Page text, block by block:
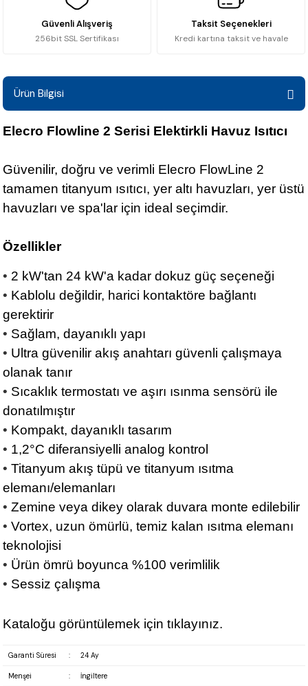
Güvenli Alışveriş
256bit SSL Sertifikası
Taksit Seçenekleri
Kredi kartına taksit ve havale
Ürün Bilgisi
Elecro Flowline 2 Serisi Elektirkli Havuz Isıtıcı
Güvenilir, doğru ve verimli Elecro FlowLine 2
tamamen titanyum ısıtıcı, yer altı havuzları, yer üstü
havuzları ve spa'lar için ideal seçimdir.
Özellikler
• 2 kW'tan 24 kW'a kadar dokuz güç seçeneği
• Kablolu değildir, harici kontaktöre bağlantı
gerektirir
• Sağlam, dayanıklı yapı
• Ultra güvenilir akış anahtarı güvenli çalışmaya
olanak tanır
• Sıcaklık termostatı ve aşırı ısınma sensörü ile
donatılmıştır
• Kompakt, dayanıklı tasarım
• 1,2°C diferansiyelli analog kontrol
• Titanyum akış tüpü ve titanyum ısıtma
elemanı/elemanları
• Zemine veya dikey olarak duvara monte edilebilir
• Vortex, uzun ömürlü, temiz kalan ısıtma elemanı
teknolojisi
• Ürün ömrü boyunca %100 verimlilik
• Sessiz çalışma
Kataloğu görüntülemek için tıklayınız.
Garanti Süresi : 24 Ay
Menşei : İngiltere